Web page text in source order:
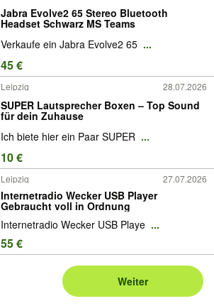
Jabra Evolve2 65 Stereo Bluetooth
Headset Schwarz MS Teams
Verkaufe ein Jabra Evolve2 65 ...
45 €
Leipzig 28.07.2026
SUPER Lautsprecher Boxen – Top Sound
für dein Zuhause
Ich biete hier ein Paar SUPER ...
10 €
Leipzig 27.07.2026
Internetradio Wecker USB Player
Gebraucht voll in Ordnung
Internetradio Wecker USB Playe ...
55 €
Weiter